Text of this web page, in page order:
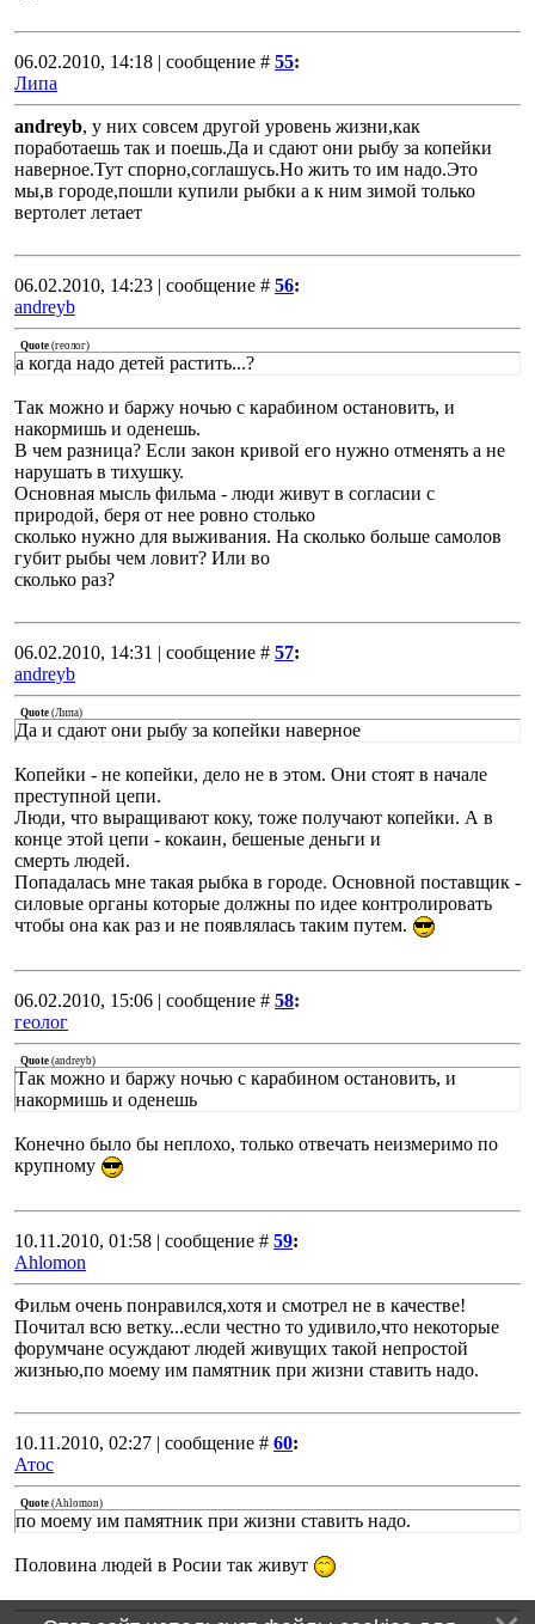
06.02.2010, 14:18 | сообщение # 55:
Липа
andreyb, у них совсем другой уровень жизни,как
поработаешь так и поешь.Да и сдают они рыбу за копейки
наверное.Тут спорно,соглашусь.Но жить то им надо.Это
мы,в городе,пошли купили рыбки а к ним зимой только
вертолет летает
06.02.2010, 14:23 | сообщение # 56:
andreyb
Quote (геолог)
а когда надо детей растить...?
Так можно и баржу ночью с карабином остановить, и
накормишь и оденешь.
В чем разница? Если закон кривой его нужно отменять а не
нарушать в тихушку.
Основная мысль фильма - люди живут в согласии с
природой, беря от нее ровно столько
сколько нужно для выживания. На сколько больше самолов
губит рыбы чем ловит? Или во
сколько раз?
06.02.2010, 14:31 | сообщение # 57:
andreyb
Quote (Липа)
Да и сдают они рыбу за копейки наверное
Копейки - не копейки, дело не в этом. Они стоят в начале
преступной цепи.
Люди, что выращивают коку, тоже получают копейки. А в
конце этой цепи - кокаин, бешеные деньги и
смерть людей.
Попадалась мне такая рыбка в городе. Основной поставщик -
силовые органы которые должны по идее контролировать
чтобы она как раз и не появлялась таким путем.
06.02.2010, 15:06 | сообщение # 58:
геолог
Quote (andreyb)
Так можно и баржу ночью с карабином остановить, и
накормишь и оденешь
Конечно было бы неплохо, только отвечать неизмеримо по
крупному
10.11.2010, 01:58 | сообщение # 59:
Ahlomon
Фильм очень понравился,хотя и смотрел не в качестве!
Почитал всю ветку...если честно то удивило,что некоторые
форумчане осуждают людей живущих такой непростой
жизнью,по моему им памятник при жизни ставить надо.
10.11.2010, 02:27 | сообщение # 60:
Атос
Quote (Ahlomon)
по моему им памятник при жизни ставить надо.
Половина людей в Росии так живут